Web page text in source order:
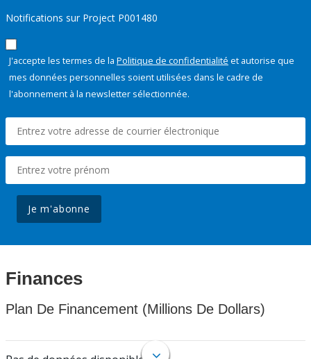
Notifications sur Project P001480
J'accepte les termes de la Politique de confidentialité et autorise que
mes données personnelles soient utilisées dans le cadre de
l'abonnement à la newsletter sélectionnée.
Je m'abonne
Finances
Plan De Financement (Millions De Dollars)